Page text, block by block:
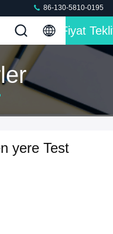
86-130-5810-0195
Fiyat
yere Test